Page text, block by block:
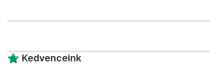
Kedvenceink